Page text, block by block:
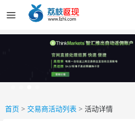
首页 > 交易商活动列表 > 活动详情